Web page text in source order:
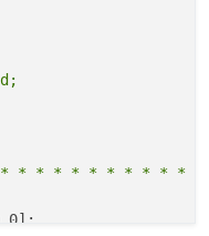
0];